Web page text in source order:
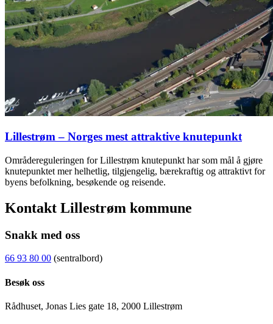
Lillestrøm – Norges mest attraktive knutepunkt
Områdereguleringen for Lillestrøm knutepunkt har som mål å gjøre
knutepunktet mer helhetlig, tilgjengelig, bærekraftig og attraktivt for
byens befolkning, besøkende og reisende.
Kontakt Lillestrøm kommune
Snakk med oss
66 93 80 00 (sentralbord)
Besøk oss
Rådhuset, Jonas Lies gate 18, 2000 Lillestrøm